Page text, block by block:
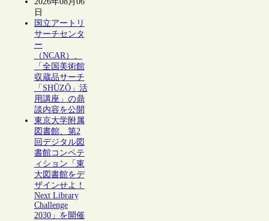
日
国立アートリ
サーチセンタ
ー
（NCAR）、
「全国美術館
収蔵品サーチ
「SHŪZŌ」活
用講座」の鼎
談内容を公開
東京大学附属
図書館、第2
回デジタル図
書館コンペテ
ィション「東
大図書館をデ
ザインせよ！
Next Library
Challenge
2030」を開催